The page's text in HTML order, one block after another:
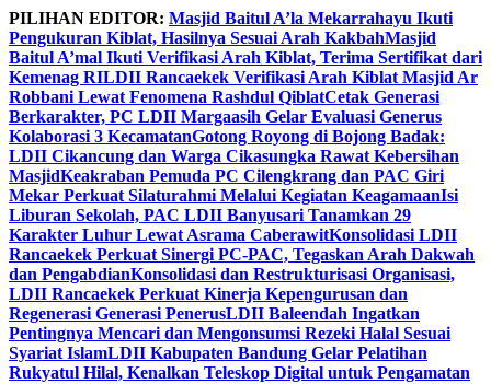
Skip
to
content
PILIHAN EDITOR: Masjid Baitul A’la Mekarrahayu Ikuti
Pengukuran Kiblat, Hasilnya Sesuai Arah KakbahMasjid
Baitul A’mal Ikuti Verifikasi Arah Kiblat, Terima Sertifikat dari
Kemenag RILDII Rancaekek Verifikasi Arah Kiblat Masjid Ar
Robbani Lewat Fenomena Rashdul QiblatCetak Generasi
Berkarakter, PC LDII Margaasih Gelar Evaluasi Generus
Kolaborasi 3 KecamatanGotong Royong di Bojong Badak:
LDII Cikancung dan Warga Cikasungka Rawat Kebersihan
MasjidKeakraban Pemuda PC Cilengkrang dan PAC Giri
Mekar Perkuat Silaturahmi Melalui Kegiatan KeagamaanIsi
Liburan Sekolah, PAC LDII Banyusari Tanamkan 29
Karakter Luhur Lewat Asrama CaberawitKonsolidasi LDII
Rancaekek Perkuat Sinergi PC-PAC, Tegaskan Arah Dakwah
dan PengabdianKonsolidasi dan Restrukturisasi Organisasi,
LDII Rancaekek Perkuat Kinerja Kepengurusan dan
Regenerasi Generasi PenerusLDII Baleendah Ingatkan
Pentingnya Mencari dan Mengonsumsi Rezeki Halal Sesuai
Syariat IslamLDII Kabupaten Bandung Gelar Pelatihan
Rukyatul Hilal, Kenalkan Teleskop Digital untuk Pengamatan